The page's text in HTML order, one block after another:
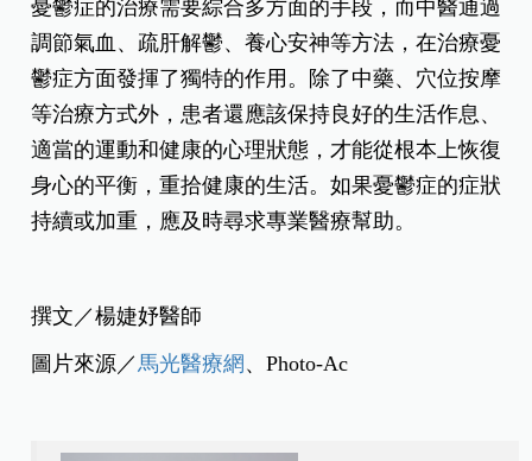
憂鬱症的治療需要綜合多方面的手段，而中醫通過
調節氣血、疏肝解鬱、養心安神等方法，在治療憂
鬱症方面發揮了獨特的作用。除了中藥、穴位按摩
等治療方式外，患者還應該保持良好的生活作息、
適當的運動和健康的心理狀態，才能從根本上恢復
身心的平衡，重拾健康的生活。如果憂鬱症的症狀
持續或加重，應及時尋求專業醫療幫助。
撰文／楊婕妤醫師
圖片來源／馬光醫療網 、Photo-Ac